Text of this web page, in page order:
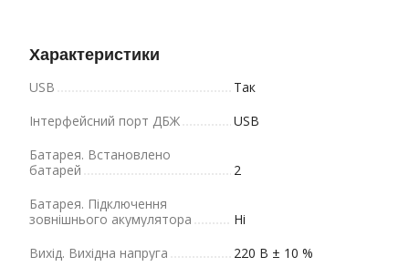
Характеристики
USB
Так
Інтерфейсний порт ДБЖ
USB
Батарея. Bстановлено
батарей
2
Батарея. Підключення
зовнішнього акумулятора
Ні
Вихід. Вихідна напруга
220 В ± 10 %